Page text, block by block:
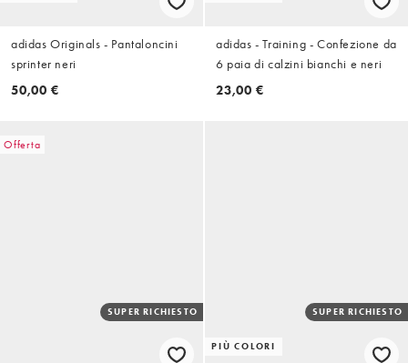
adidas Originals - Pantaloncini
sprinter neri
50,00 €
adidas - Training - Confezione da
6 paia di calzini bianchi e neri
23,00 €
Offerta
SUPER RICHIESTO
PIÙ COLORI
SUPER RICHIESTO